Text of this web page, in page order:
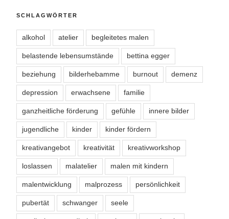
SCHLAGWÖRTER
alkohol atelier begleitetes malen
belastende lebensumstände bettina egger
beziehung bilderhebamme burnout demenz
depression erwachsene familie
ganzheitliche förderung gefühle innere bilder
jugendliche kinder kinder fördern
kreativangebot kreativität kreativworkshop
loslassen malatelier malen mit kindern
malentwicklung malprozess persönlichkeit
pubertät schwanger seele